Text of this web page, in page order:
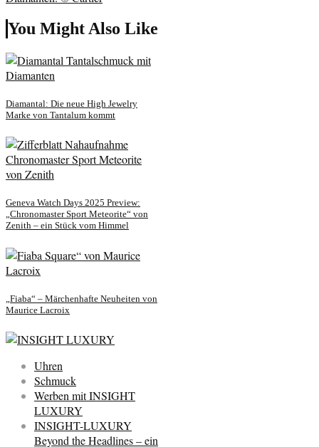
You Might Also Like
Diamantal: Die neue High Jewelry
Marke von Tantalum kommt
Geneva Watch Days 2025 Preview:
„Chronomaster Sport Meteorite“ von
Zenith – ein Stück vom Himmel
„Fiaba“ – Märchenhafte Neuheiten von
Maurice Lacroix
Uhren
Schmuck
Werben mit INSIGHT
LUXURY
INSIGHT-LUXURY
Beyond the Headlines – ein